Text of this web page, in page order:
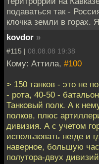
подаваться так -
клочка земли в горах.
kovdor »
#115 | 08.08.08 19:38
Кому: Аттила, #100
> 150 танков - это не
- рота, 40-50 -
Танковый полк. А к
полков, плюс
дивизия. А с учетом
использовать негде и
наверное, большую
полутора-двух